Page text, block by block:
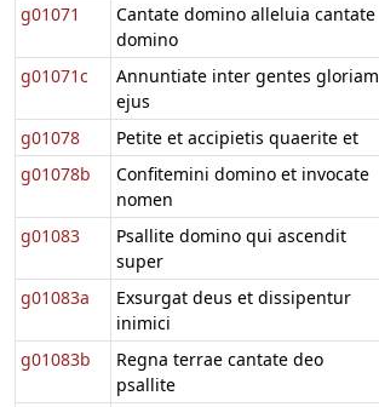
g01071
Cantate domino alleluia cantate
domino
g01071c
Annuntiate inter gentes gloriam
ejus
g01078 Petite et accipietis quaerite et
g01078b
Confitemini domino et invocate
nomen
g01083
Psallite domino qui ascendit
super
g01083a
Exsurgat deus et dissipentur
inimici
g01083b
Regna terrae cantate deo
psallite